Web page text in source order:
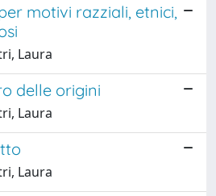
motivi razziali, etnici,
Laura
delle origini
Laura
Laura